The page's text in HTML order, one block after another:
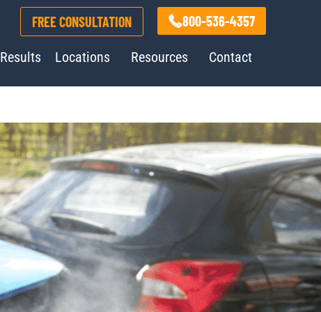
FREE CONSULTATION 800-536-4357
Results Locations Resources Contact